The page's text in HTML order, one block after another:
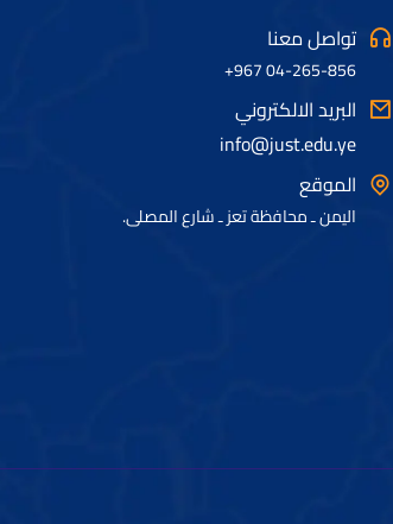
تواصل معنا
04-265-856 967+
البريد الالكتروني
info@just.edu.ye
الموقع
اليمن ـ محافظة تعز ـ شارع المصلى.